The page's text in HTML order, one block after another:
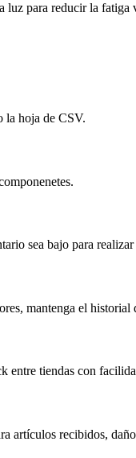
luz para reducir la fatiga
la hoja de CSV.
sea bajo para
mantenga el historial
entre tiendas con
artículos recibidos,